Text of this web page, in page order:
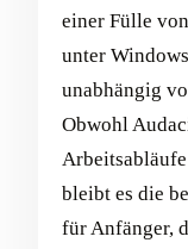
einer Fülle
unter
unabhängig
Obwohl
bleibt es die
für Anfänger,